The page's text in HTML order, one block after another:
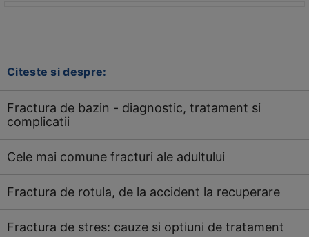
Citeste si despre:
Fractura de bazin - diagnostic, tratament si
complicatii
Cele mai comune fracturi ale adultului
Fractura de rotula, de la accident la recuperare
Fractura de stres: cauze si optiuni de tratament